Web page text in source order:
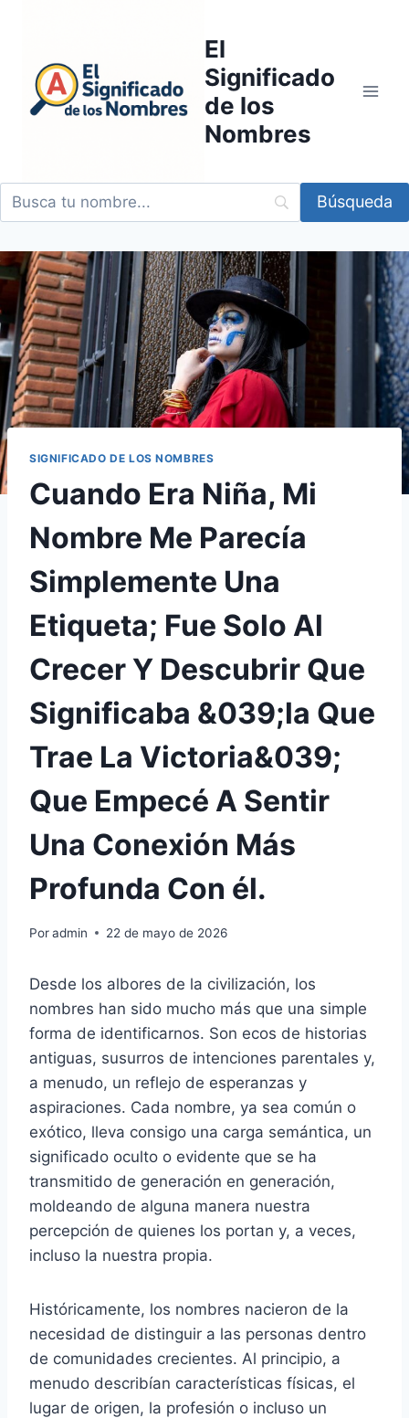
contenido
El
Significado
de los
Nombres
SIGNIFICADO DE LOS NOMBRES
Cuando Era Niña, Mi
Nombre Me Parecía
Simplemente Una
Etiqueta; Fue Solo Al
Crecer Y Descubrir Que
Significaba &039;la Que
Trae La Victoria&039;
Que Empecé A Sentir
Una Conexión Más
Profunda Con él.
Poradmin 22 de mayo de 2026
Desde los albores de la civilización, los
nombres han sido mucho más que una simple
forma de identificarnos. Son ecos de historias
antiguas, susurros de intenciones parentales y,
a menudo, un reflejo de esperanzas y
aspiraciones. Cada nombre, ya sea común o
exótico, lleva consigo una carga semántica, un
significado oculto o evidente que se ha
transmitido de generación en generación,
moldeando de alguna manera nuestra
percepción de quienes los portan y, a veces,
incluso la nuestra propia.
Históricamente, los nombres nacieron de la
necesidad de distinguir a las personas dentro
de comunidades crecientes. Al principio, a
menudo describían características físicas, el
lugar de origen, la profesión o incluso un